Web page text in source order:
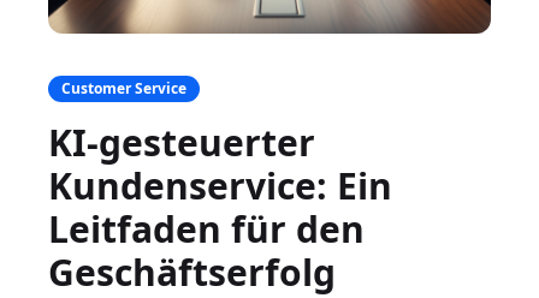
Customer Service
KI-gesteuerter
Kundenservice: Ein
Leitfaden für den
Geschäftserfolg